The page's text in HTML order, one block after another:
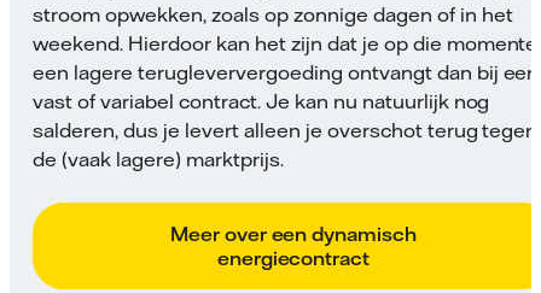
stroom opwekken, zoals op zonnige dagen of in het
weekend. Hierdoor kan het zijn dat je op die
een lagere terugleververgoeding ontvangt dan bij een
vast of variabel contract. Je kan nu natuurlijk nog
salderen, dus je levert alleen je overschot terug tegen
de (vaak lagere) marktprijs.
Meer over een dynamisch
energiecontract